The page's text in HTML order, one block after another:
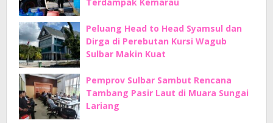
Peluang Head to Head Syamsul dan
Dirga di Perebutan Kursi Wagub
Sulbar Makin Kuat
Pemprov Sulbar Sambut Rencana
Tambang Pasir Laut di Muara Sungai
Lariang